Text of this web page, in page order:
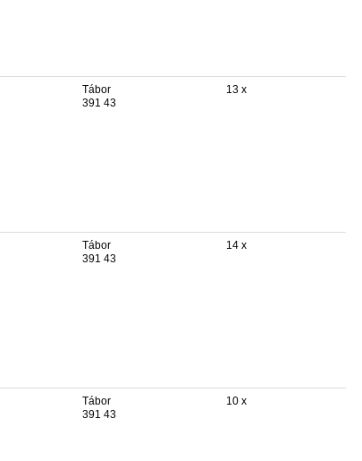
Tábor
391 43
13 x
Tábor
391 43
14 x
Tábor
391 43
10 x